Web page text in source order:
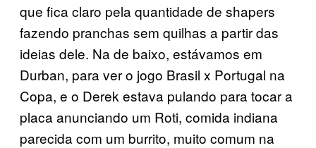
que fica claro pela quantidade de shapers
fazendo pranchas sem quilhas a partir das
ideias dele. Na de baixo, estávamos em
Durban, para ver o jogo Brasil x Portugal na
Copa, e o Derek estava pulando para tocar a
placa anunciando um Roti, comida indiana
parecida com um burrito, muito comum na